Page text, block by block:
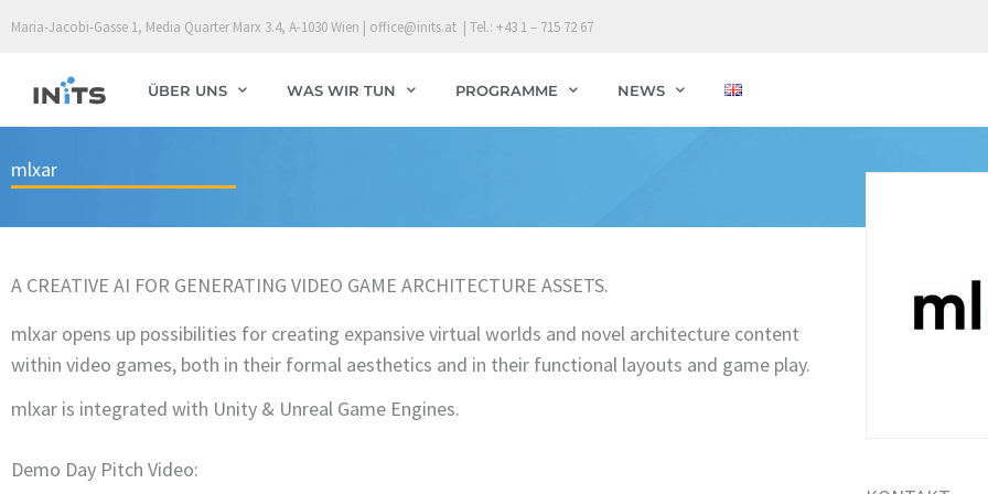
content
Maria-Jacobi-Gasse 1, Media Quarter Marx 3.4, A-1030 Wien | office@inits.at | Tel.: +43 1 – 715 72 67
ÜBER UNS WAS WIR TUN PROGRAMME NEWS
mlxar
A CREATIVE AI FOR GENERATING VIDEO GAME ARCHITECTURE ASSETS.
mlxar opens up possibilities for creating expansive virtual worlds and novel architecture content
within video games, both in their formal aesthetics and in their functional layouts and game play.
mlxar is integrated with Unity & Unreal Game Engines.
Demo Day Pitch Video: